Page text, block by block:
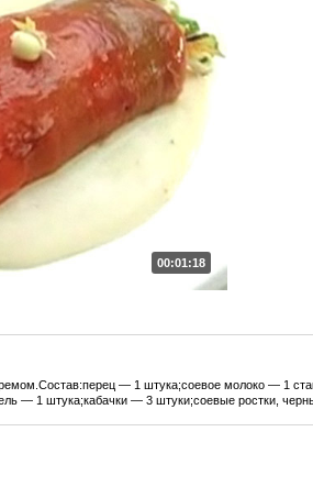
00:01:18
— 1 штука;соевое молоко — 1
— 1 штука;кабачки — 3 штуки;соевые ростки,